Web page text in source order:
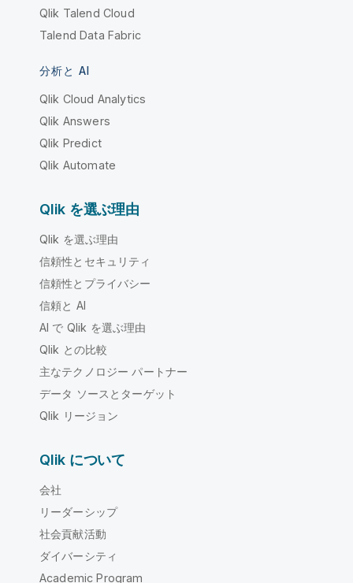
Qlik Talend Cloud
Talend Data Fabric
分析と AI
Qlik Cloud Analytics
Qlik Answers
Qlik Predict
Qlik Automate
Qlik を選ぶ理由
Qlik を選ぶ理由
信頼性とセキュリティ
信頼性とプライバシー
信頼と AI
AI で Qlik を選ぶ理由
Qlik との比較
主なテクノロジー パートナー
データ ソースとターゲット
Qlik リージョン
Qlik について
会社
リーダーシップ
社会貢献活動
ダイバーシティ
Academic Program